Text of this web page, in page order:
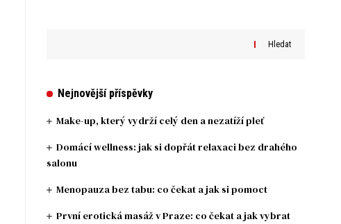
Hledat
Nejnovější příspěvky
Make-up, který vydrží celý den a nezatíží pleť
Domácí wellness: jak si dopřát relaxaci bez drahého
salonu
Menopauza bez tabu: co čekat a jak si pomoct
První erotická masáž v Praze: co čekat a jak vybrat